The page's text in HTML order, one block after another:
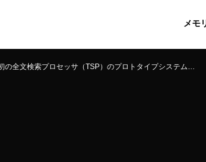
メモ
の全文検索プロセッサ（TSP）のプロトタイプシステムが完成！